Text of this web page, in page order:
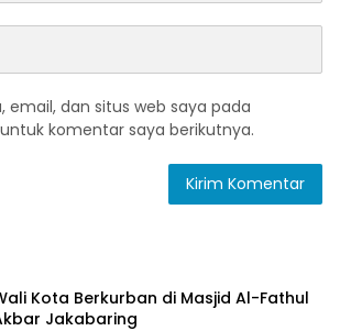
email, dan situs web saya pada
komentar saya berikutnya.
Kota Berkurban di Masjid Al-Fathul
Jakabaring